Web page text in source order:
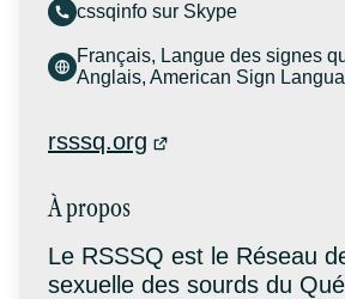
cssqinfo sur Skype
Français, Langue des signes
Anglais, American Sign
rsssq.org
À propos
Le RSSSQ est le Réseau
sexuelle des sourds du